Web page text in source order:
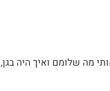
מה שלומם ואיך היה